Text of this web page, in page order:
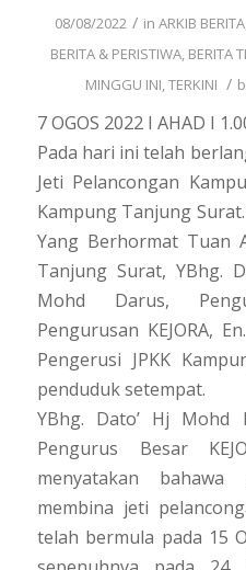
08/08/2022 / in ARKIB BERITA
BERITA & PERISTIWA, BERITA
MINGGU INI,TERKINI /
7 OGOS 2022 I AHAD I
Pada hari ini telah
Jeti Pelancongan
Kampung Tanjung
Yang Berhormat Tuan
Tanjung Surat, YBhg.
Mohd Darus,
Pengurusan KEJORA,
Pengerusi JPKK
penduduk setempat.
YBhg. Dato’ Hj Mohd
Pengurus Besar
menyatakan
membina jeti
telah bermula pada 15